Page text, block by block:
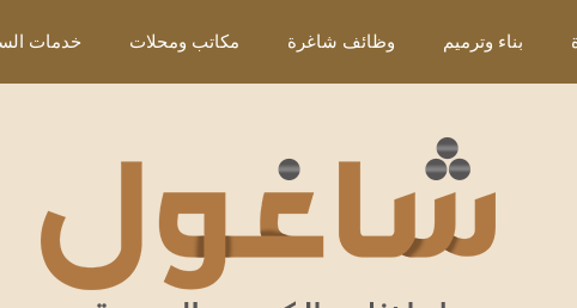
بناء وترميم وظائف شاغرة مكاتب ومحلات خدمات